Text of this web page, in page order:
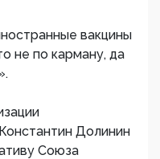
вакцины
не по карману, да
Долинин
Союза